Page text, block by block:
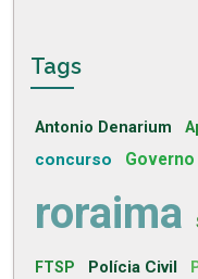
Tags
Antonio Denarium
concurso Governo
roraima
FTSP Polícia Civil